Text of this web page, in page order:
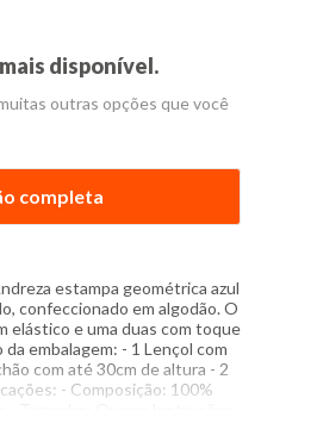
disponível.
outras opções que você
completa
estampa geométrica azul
confeccionado em algodão. O
elástico e uma duas com toque
embalagem: - 1 Lençol com
com até 30cm de altura - 2
- Composição: 100%
Tamanho: Queen Instruções